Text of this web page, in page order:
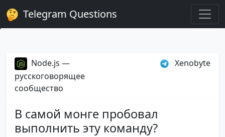
Telegram Questions
Node.js —
русскоговорящее
сообщество
Xenobyte
В самой монге пробовал
выполнить эту команду?